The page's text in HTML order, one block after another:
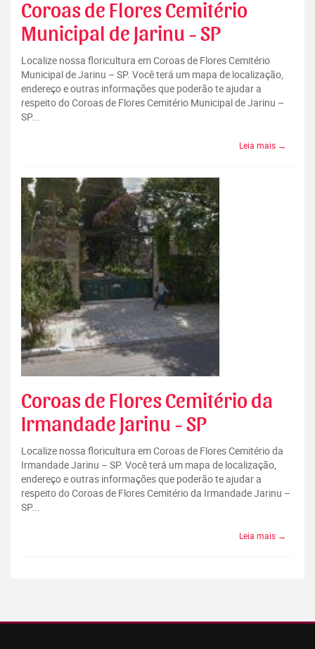
Coroas de Flores Cemitério
Municipal de Jarinu - SP
Localize nossa floricultura em Coroas de Flores Cemitério
Municipal de Jarinu – SP. Você terá um mapa de localização,
endereço e outras informações que poderão te ajudar a
respeito do Coroas de Flores Cemitério Municipal de Jarinu –
SP...
Leia mais →
Coroas de Flores Cemitério da
Irmandade Jarinu - SP
Localize nossa floricultura em Coroas de Flores Cemitério da
Irmandade Jarinu – SP. Você terá um mapa de localização,
endereço e outras informações que poderão te ajudar a
respeito do Coroas de Flores Cemitério da Irmandade Jarinu –
SP...
Leia mais →